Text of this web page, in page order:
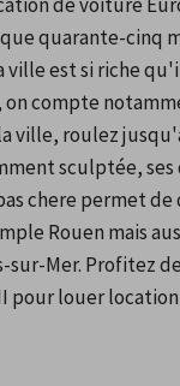
quarante-cinq
est si riche
compte
ville, roulez
sculptée,
chere permet
Rouen mais
Mer. Profitez
pour louer